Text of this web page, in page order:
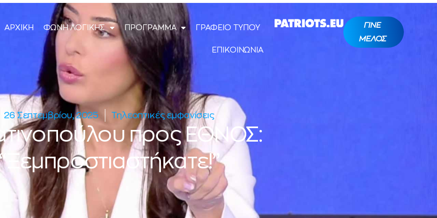
ΑΡΧΙΚΗ ΦΩΝΗ ΛΟΓΙΚΗΣ ΠΡΟΓΡΑΜΜΑ ΓΡΑΦΕΙΟ ΤΥΠΟΥ
ΕΠΙΚΟΙΝΩΝΙΑ
ΓΙΝΕ
ΜΕΛΟΣ
26 Σεπτεμβρίου, 2025 Τηλεοπτικές εμφανίσεις
προς ΕΘΝΟΣ: